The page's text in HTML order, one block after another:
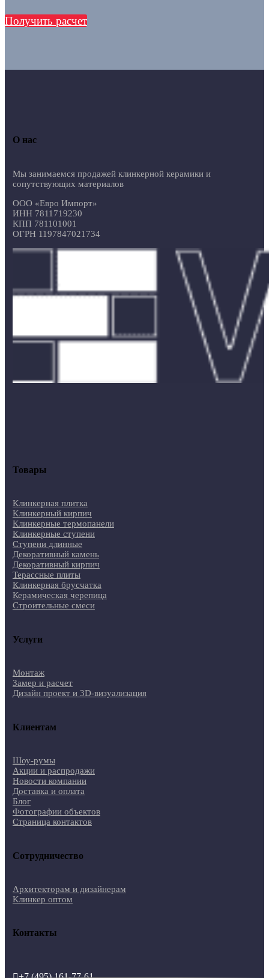
Получить расчет
О нас
Мы занимаемся продажей клинкерной керамики и
сопутствующих материалов
ООО «Евро Импорт»
ИНН 7811719230
КПП 781101001
ОГРН 1197847021734
Товары
Клинкерная плитка
Клинкерный кирпич
Клинкерные термопанели
Клинкерные ступени
Ступени длинные
Декоративный камень
Декоративный кирпич
Терассные плиты
Клинкерная брусчатка
Керамическая черепица
Строительные смеси
Услуги
Монтаж
Замер и расчет
Дизайн проект и 3D-визуализация
Клиентам
Шоу-румы
Акции и распродажи
Новости компании
Доставка и оплата
Блог
Фотографии объектов
Страница контактов
Сотрудничество
Архитекторам и дизайнерам
Клинкер оптом
Контакты